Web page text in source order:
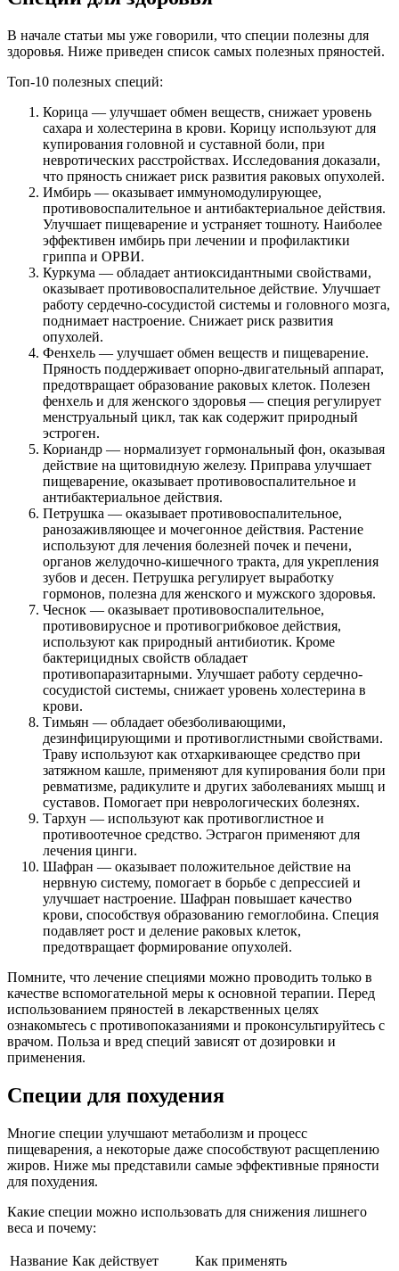
В начале статьи мы уже говорили, что специи полезны для
здоровья. Ниже приведен список самых полезных пряностей.
Топ-10 полезных специй:
Корица — улучшает обмен веществ, снижает уровень
сахара и холестерина в крови. Корицу используют для
купирования головной и суставной боли, при
невротических расстройствах. Исследования доказали,
что пряность снижает риск развития раковых опухолей.
Имбирь — оказывает иммуномодулирующее,
противовоспалительное и антибактериальное действия.
Улучшает пищеварение и устраняет тошноту. Наиболее
эффективен имбирь при лечении и профилактики
гриппа и ОРВИ.
Куркума — обладает антиоксидантными свойствами,
оказывает противовоспалительное действие. Улучшает
работу сердечно-сосудистой системы и головного мозга,
поднимает настроение. Снижает риск развития
опухолей.
Фенхель — улучшает обмен веществ и пищеварение.
Пряность поддерживает опорно-двигательный аппарат,
предотвращает образование раковых клеток. Полезен
фенхель и для женского здоровья — специя регулирует
менструальный цикл, так как содержит природный
эстроген.
Кориандр — нормализует гормональный фон, оказывая
действие на щитовидную железу. Приправа улучшает
пищеварение, оказывает противовоспалительное и
антибактериальное действия.
Петрушка — оказывает противовоспалительное,
ранозаживляющее и мочегонное действия. Растение
используют для лечения болезней почек и печени,
органов желудочно-кишечного тракта, для укрепления
зубов и десен. Петрушка регулирует выработку
гормонов, полезна для женского и мужского здоровья.
Чеснок — оказывает противовоспалительное,
противовирусное и противогрибковое действия,
используют как природный антибиотик. Кроме
бактерицидных свойств обладает
противопаразитарными. Улучшает работу сердечно-
сосудистой системы, снижает уровень холестерина в
крови.
Тимьян — обладает обезболивающими,
дезинфицирующими и противоглистными свойствами.
Траву используют как отхаркивающее средство при
затяжном кашле, применяют для купирования боли при
ревматизме, радикулите и других заболеваниях мышц и
суставов. Помогает при неврологических болезнях.
Тархун — используют как противоглистное и
противоотечное средство. Эстрагон применяют для
лечения цинги.
Шафран — оказывает положительное действие на
нервную систему, помогает в борьбе с депрессией и
улучшает настроение. Шафран повышает качество
крови, способствуя образованию гемоглобина. Специя
подавляет рост и деление раковых клеток,
предотвращает формирование опухолей.
Помните, что лечение специями можно проводить только в
качестве вспомогательной меры к основной терапии. Перед
использованием пряностей в лекарственных целях
ознакомьтесь с противопоказаниями и проконсультируйтесь с
врачом. Польза и вред специй зависят от дозировки и
применения.
Специи для похудения
Многие специи улучшают метаболизм и процесс
пищеварения, а некоторые даже способствуют расщеплению
жиров. Ниже мы представили самые эффективные пряности
для похудения.
Какие специи можно использовать для снижения лишнего
веса и почему:
Название Как действует Как применять